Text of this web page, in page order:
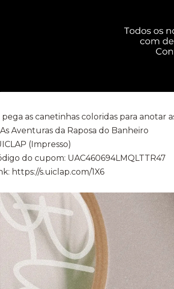
pega as canetinhas coloridas para anotar
As Aventuras da Raposa do Banheiro
(Impresso)
do cupom: UAC460694LMQLTTR47
https://s.uiclap.com/1X6